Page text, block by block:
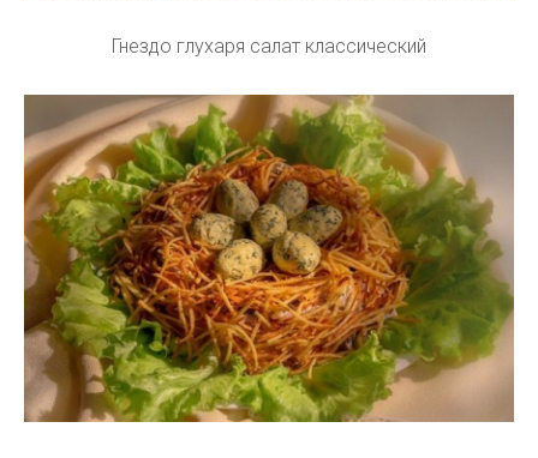
Гнездо глухаря салат классический